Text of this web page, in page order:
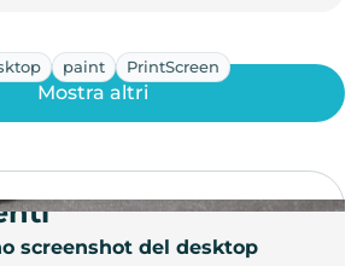
paint PrintScreen
screenshot del desktop
Mostra altri